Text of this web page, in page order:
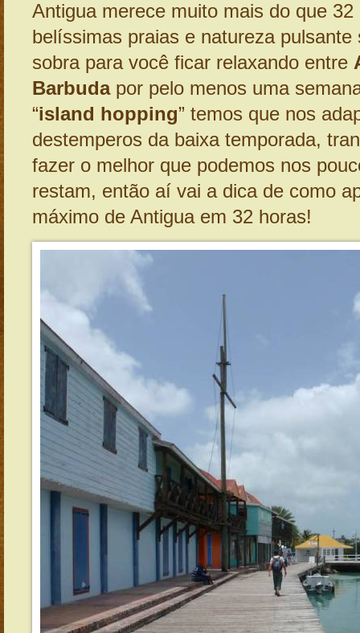
Antigua merece muito mais do que
belíssimas praias e natureza pulsante
sobra para você ficar relaxando entre
Barbudapor pelo menos uma
“island hopping” temos que nos
destemperos da baixa temporada,
fazer o melhor que podemos nos
restam, então aí vai a dica de como
máximo de Antigua em 32 horas!